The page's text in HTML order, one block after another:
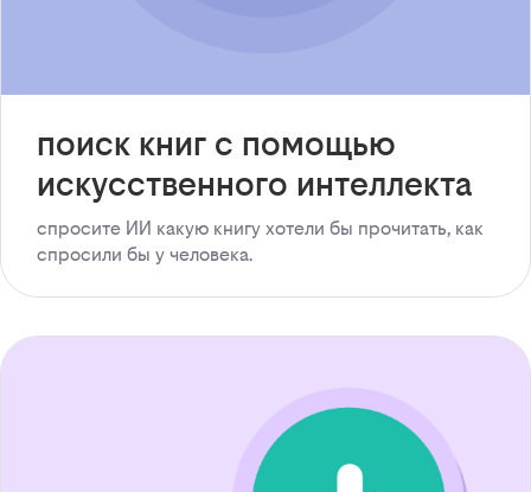
поиск книг с помощью
искусственного интеллекта
спросите ИИ какую книгу хотели бы прочитать, как
спросили бы у человека.